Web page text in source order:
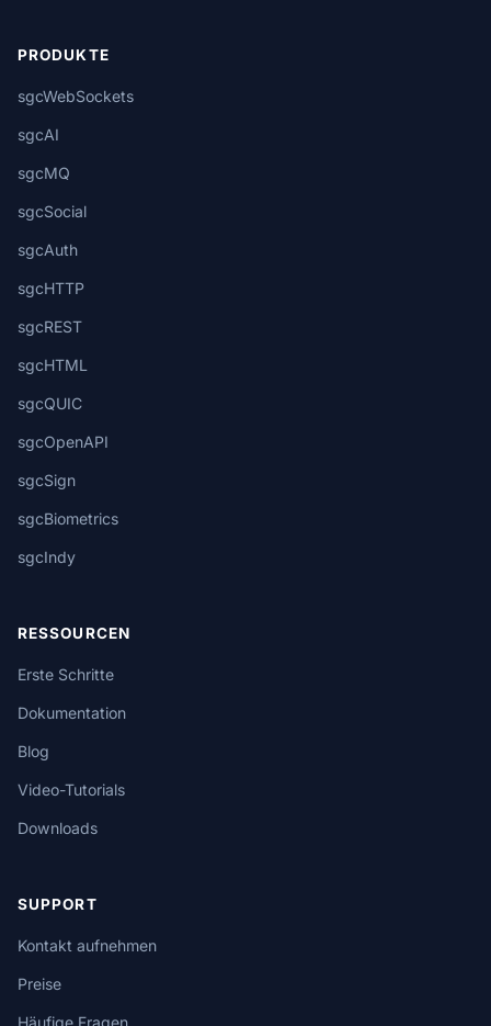
PRODUKTE
sgcWebSockets
sgcAI
sgcMQ
sgcSocial
sgcAuth
sgcHTTP
sgcREST
sgcHTML
sgcQUIC
sgcOpenAPI
sgcSign
sgcBiometrics
sgcIndy
RESSOURCEN
Erste Schritte
Dokumentation
Blog
Video-Tutorials
Downloads
SUPPORT
Kontakt aufnehmen
Preise
Häufige Fragen